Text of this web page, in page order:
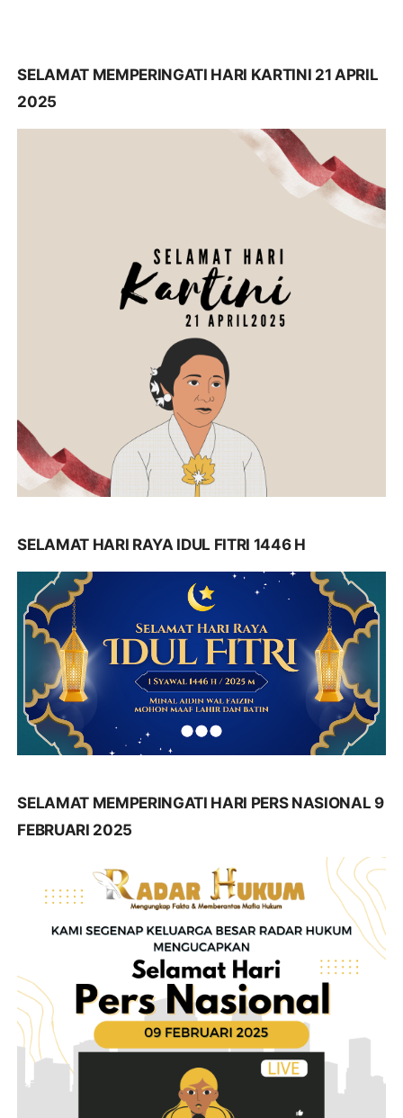
SELAMAT MEMPERINGATI HARI KARTINI 21 APRIL
2025
SELAMAT HARI RAYA IDUL FITRI 1446 H
SELAMAT MEMPERINGATI HARI PERS NASIONAL 9
FEBRUARI 2025